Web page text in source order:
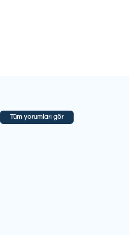
Tüm yorumları gör